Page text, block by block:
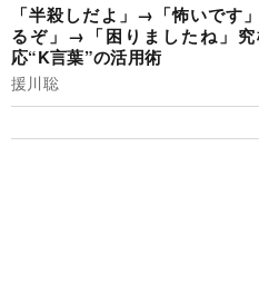
「半殺しだよ」→「怖いです
るぞ」→「困りましたね」
応“K言葉”の活用術
援川聡